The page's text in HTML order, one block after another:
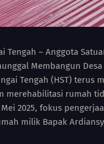
Tengah – Anggota
Membangun Desa
Tengah (HST) terus
merehabilitasi rumah
Mei 2025, fokus
milik Bapak